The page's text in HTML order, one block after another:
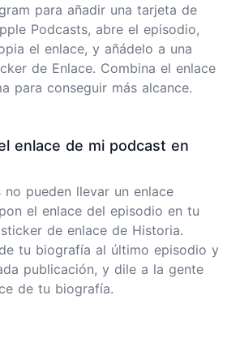
para añadir una tarjeta de
Podcasts, abre el episodio,
el enlace, y añádelo a una
de Enlace. Combina el enlace
para conseguir más alcance.
enlace de mi podcast en
no pueden llevar un enlace
el enlace del episodio en tu
de enlace de Historia.
tu biografía al último episodio y
publicación, y dile a la gente
de tu biografía.